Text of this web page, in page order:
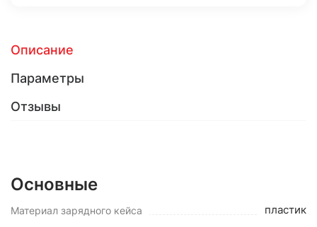
Описание
Параметры
Отзывы
Основные
Материал зарядного кейса пластик